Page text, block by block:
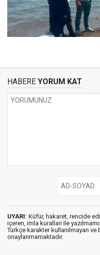
HABERE YORUM KAT
UYARI: Küfür, hakaret, rencide
içeren, imla kuralları ile
Türkçe karakter kullanılmayan ve
onaylanmamaktadır.